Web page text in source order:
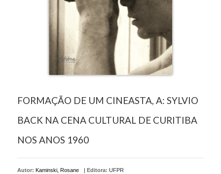
FORMAÇÃO DE UM CINEASTA, A: SYLVIO
BACK NA CENA CULTURAL DE CURITIBA
NOS ANOS 1960
Autor: Kaminski, Rosane | Editora: UFPR